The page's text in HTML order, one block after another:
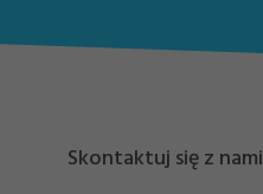
Skontaktuj się z nami